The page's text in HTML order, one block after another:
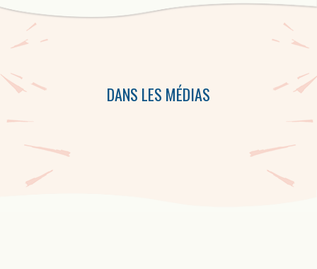
Cette collection d’audiocassettes comprend des performances de
Robert Dickson, de Jean Marc Dalpé,de Patrice Desbiens et de
Michel Vallières.
DANS LES MÉDIAS